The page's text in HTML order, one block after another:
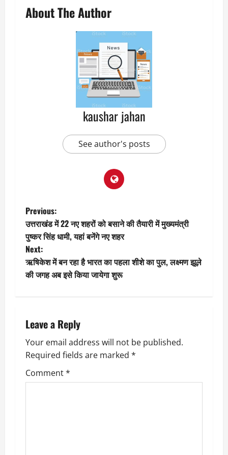
About The Author
kaushar jahan
See author's posts
P
o
s
t
a
v
i
g
Previous:
उत्तराखंड में 22 नए शहरों को बसाने की तैयारी में मुख्यमंत्री
पुष्कर सिंह धामी, यहां बनेंगे नए शहर
Next:
ऋषिकेश में बन रहा है भारत का पहला शीशे का पुल, लक्ष्मण झूले
की जगह अब इसे किया जायेगा शुरू
Leave a Reply
Your email address will not be published.
Required fields are marked *
Comment*